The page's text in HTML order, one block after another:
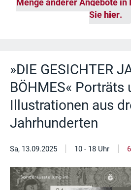
Menge anderer Angebote in
Sie hier.
»DIE GESICHTER
BÖHMES« Porträts
Illustrationen aus
Jahrhunderten
Sa, 13.09.2025 | 10 - 18 Uhr |